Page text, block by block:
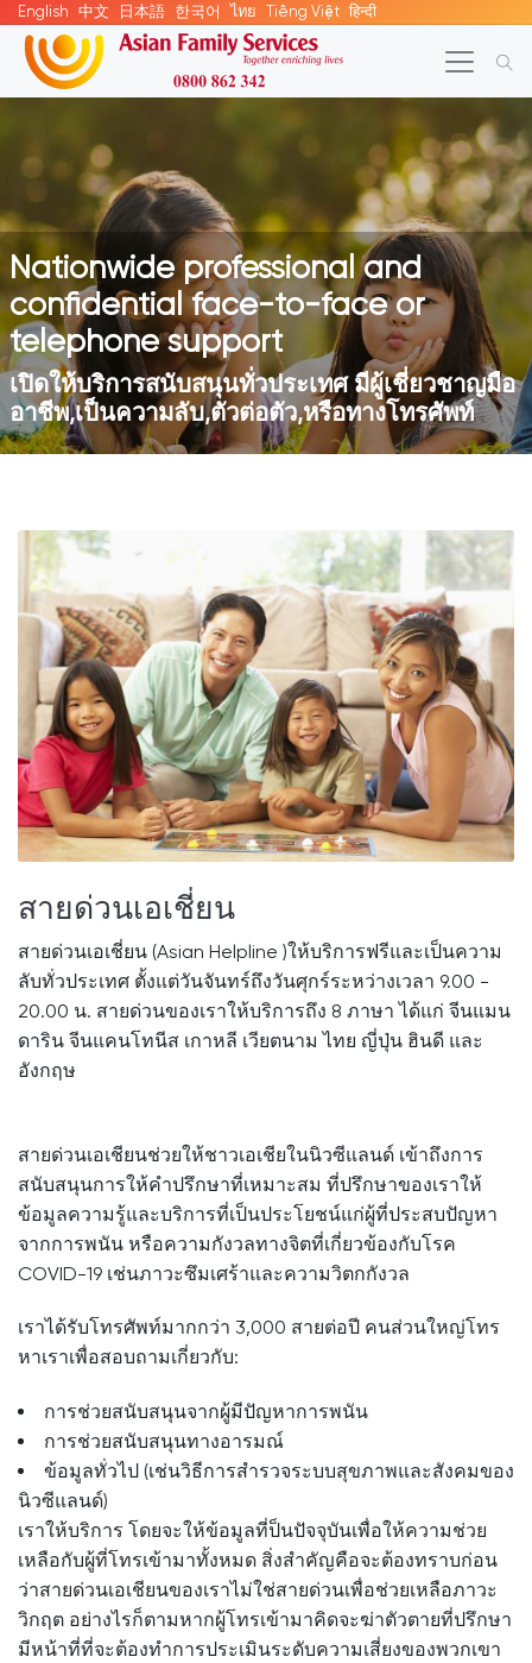
English 中文 日本語 한국어 ไทย Tiếng Việt हिन्दी
Nationwide professional and
confidential face-to-face or
telephone support
เปิดให้บริการสนับสนุนทั่วประเทศ มีผู้เชี่ยวชาญมือ
อาชีพ,เป็นความลับ,ตัวต่อตัว,หรือทางโทรศัพท์
สายด่วนเอเชี่ยน
สายด่วนเอเชี่ยน (Asian Helpline )ให้บริการฟรีและเป็นความ
ลับทั่วประเทศ ตั้งแต่วันจันทร์ถึงวันศุกร์ระหว่างเวลา 9.00 -
20.00 น. สายด่วนของเราให้บริการถึง 8 ภาษา ได้แก่ จีนแมน
ดาริน จีนแคนโทนีส เกาหลี เวียตนาม ไทย ญี่ปุ่น ฮินดี และ
อังกฤษ
สายด่วนเอเชียนช่วยให้ชาวเอเชียในนิวซีแลนด์ เข้าถึงการ
สนับสนุนการให้คำปรึกษาที่เหมาะสม ที่ปรึกษาของเราให้
ข้อมูลความรู้และบริการที่เป็นประโยชน์แก่ผู้ที่ประสบปัญหา
จากการพนัน หรือความกังวลทางจิตที่เกี่ยวข้องกับโรค
COVID-19 เช่นภาวะซึมเศร้าและความวิตกกังวล
เราได้รับโทรศัพท์มากกว่า 3,000 สายต่อปี คนส่วนใหญ่โทร
หาเราเพื่อสอบถามเกี่ยวกับ:
การช่วยสนับสนุนจากผู้มีปัญหาการพนัน
การช่วยสนับสนุนทางอารมณ์
ข้อมูลทั่วไป (เช่นวิธีการสำรวจระบบสุขภาพและสังคมของ
นิวซีแลนด์)
เราให้บริการ โดยจะให้ข้อมูลที่ป็นปัจจุบันเพื่อให้ความช่วย
เหลือกับผู้ที่โทรเข้ามาทั้งหมด สิ่งสำคัญคือจะต้องทราบก่อน
ว่าสายด่วนเอเชียนของเราไม่ใช่สายด่วนเพื่อช่วยเหลือภาวะ
วิกฤต อย่างไรก็ตามหากผู้โทรเข้ามาคิดจะฆ่าตัวตายที่ปรึกษา
มีหน้าที่ที่จะต้องทำการประเมินระดับความเสี่ยงของพวกเขา